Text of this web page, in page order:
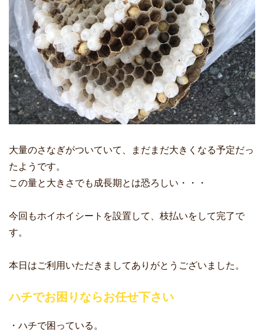
大量のさなぎがついていて、まだまだ大きくなる予定だっ
たようです。
この量と大きさでも成長期とは恐ろしい・・・
今回もホイホイシートを設置して、枝払いをして完了で
す。
本日はご利用いただきましてありがとうございました。
ハチでお困りならお任せ下さい
・ハチで困っている。